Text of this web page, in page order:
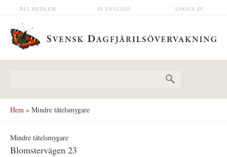
Hoppa till huvudinnehåll LOGGA IN
IN ENGLISH
BLI MEDLEM
Hem » Mindre tåtelsmygare
Mindre tåtelsmygare
Blomstervägen 23